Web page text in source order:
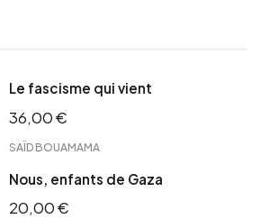
Le fascisme qui vient
36,00€
SAÏD BOUAMAMA
Nous, enfants de Gaza
20,00€